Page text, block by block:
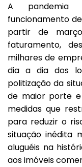
A pandemia
funcionamento
partir de
faturamento,
milhares de
dia a dia dos
politização da
de maior porte e
medidas que
para reduzir o
situação inédita
aluguéis na
aos imóveis